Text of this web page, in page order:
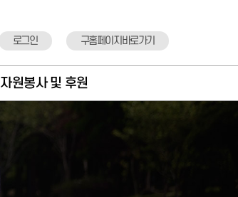
로그인 구홈페이지바로가기
자원봉사 및 후원
자원봉사안내